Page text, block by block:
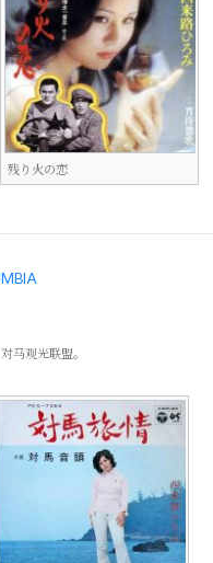
残り火の恋
马观光联盟。